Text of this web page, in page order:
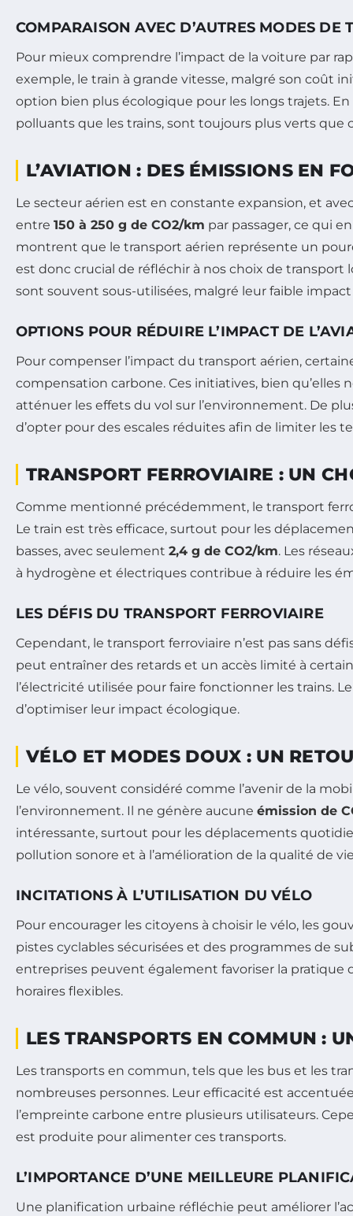
COMPARAISON AVEC D’AUTRES MODES DE
Pour mieux comprendre l’impact de la voiture par
exemple, le train à grande vitesse, malgré son coût
option bien plus écologique pour les longs trajets.
polluants que les trains, sont toujours plus verts
L’AVIATION : DES ÉMISSIONS EN
Le secteur aérien est en constante expansion, et
entre 150 à 250 g de CO2/km par passager, ce qui
montrent que le transport aérien représente un
est donc crucial de réfléchir à nos choix de
sont souvent sous-utilisées, malgré leur faible
OPTIONS POUR RÉDUIRE L’IMPACT DE
Pour compenser l’impact du transport aérien,
compensation carbone. Ces initiatives, bien
atténuer les effets du vol sur l’environnement. De
d’opter pour des escales réduites afin de limiter les
TRANSPORT FERROVIAIRE : UN
Comme mentionné précédemment, le transport
Le train est très efficace, surtout pour les
basses, avec seulement 2,4 g de CO2/km. Les
à hydrogène et électriques contribue à réduire les
LES DÉFIS DU TRANSPORT FERROVIAIRE
Cependant, le transport ferroviaire n’est pas sans
peut entraîner des retards et un accès limité à
l’électricité utilisée pour faire fonctionner les trains.
d’optimiser leur impact écologique.
VÉLO ET MODES DOUX : UN
Le vélo, souvent considéré comme l’avenir de la
l’environnement. Il ne génère aucune émission de
intéressante, surtout pour les déplacements
pollution sonore et à l’amélioration de la qualité de
INCITATIONS À L’UTILISATION DU VÉLO
Pour encourager les citoyens à choisir le vélo, les
pistes cyclables sécurisées et des programmes de
entreprises peuvent également favoriser la pratique
horaires flexibles.
LES TRANSPORTS EN COMMUN :
Les transports en commun, tels que les bus et les
nombreuses personnes. Leur efficacité est
l’empreinte carbone entre plusieurs utilisateurs.
est produite pour alimenter ces transports.
L’IMPORTANCE D’UNE MEILLEURE
Une planification urbaine réfléchie peut améliorer